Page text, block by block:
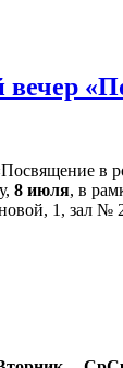
8 июля, в
1, зал №